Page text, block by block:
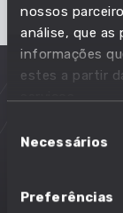
nossos
análise, que as
informações
estes a partir
serviços.
deNecessários
Preferências
Principais